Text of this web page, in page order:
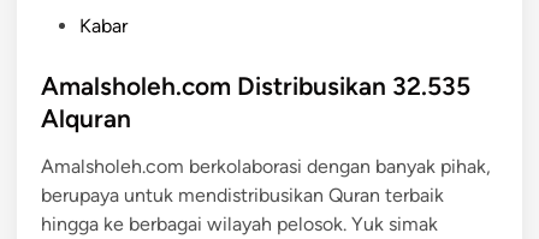
s
t
d
i
n
Kabar
Amalsholeh.com Distribusikan 32.535
Alquran
Amalsholeh.com berkolaborasi dengan banyak pihak,
berupaya untuk mendistribusikan Quran terbaik
hingga ke berbagai wilayah pelosok. Yuk simak